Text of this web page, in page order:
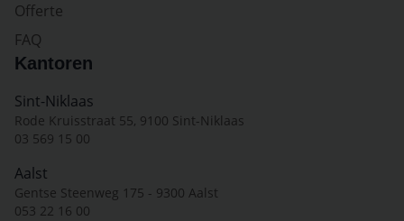
Offerte
FAQ
Kantoren
Sint-Niklaas
Rode Kruisstraat 55, 9100 Sint-Niklaas
03 569 15 00
Aalst
Gentse Steenweg 175 - 9300 Aalst
053 22 16 00